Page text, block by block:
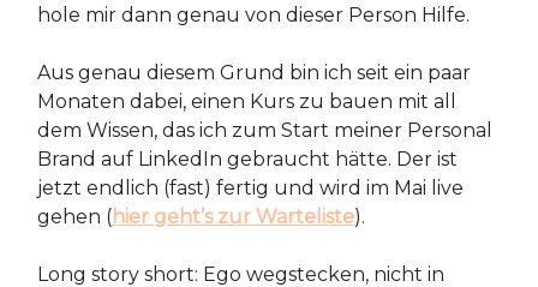
hole mir dann genau von dieser Person Hilfe.
Aus genau diesem Grund bin ich seit ein paar
Monaten dabei, einen Kurs zu bauen mit all
dem Wissen, das ich zum Start meiner Personal
Brand auf LinkedIn gebraucht hätte. Der ist
jetzt endlich (fast) fertig und wird im Mai live
gehen (hier geht’s zur Warteliste).
Long story short: Ego wegstecken, nicht in